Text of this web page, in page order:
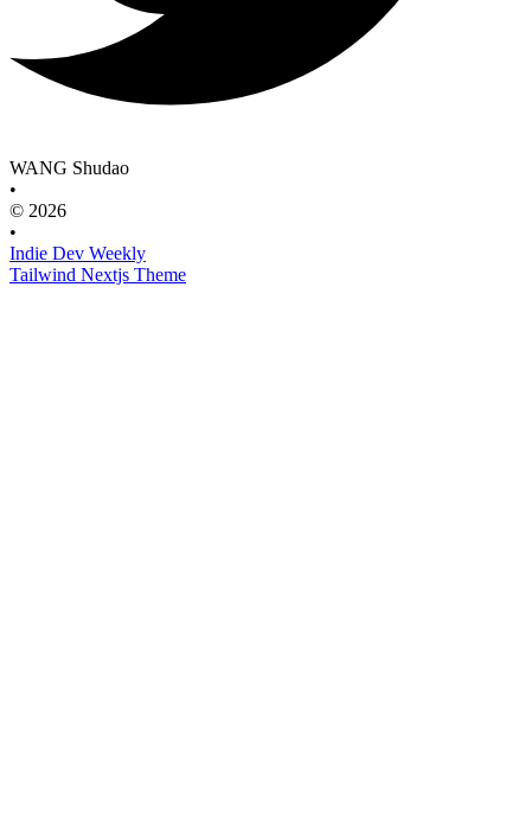
WANG Shudao
•
© 2026
•
Indie Dev Weekly
Tailwind Nextjs Theme